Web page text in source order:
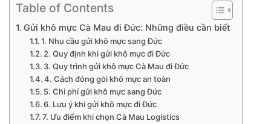
Table of Contents
Gửi khô mực Cà Mau đi Đức: Những điều cần biết
1. Nhu cầu gửi khô mực sang Đức
2. Quy định khi gửi khô mực đi Đức
3. Quy trình gửi khô mực Cà Mau đi Đức
4. Cách đóng gói khô mực an toàn
5. Chi phí gửi khô mực sang Đức
6. Lưu ý khi gửi khô mực đi Đức
7. Ưu điểm khi chọn Cà Mau Logistics